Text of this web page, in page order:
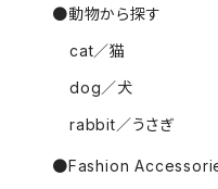
●動物から探す
cat／猫
dog／犬
rabbit／うさぎ
●Fashion